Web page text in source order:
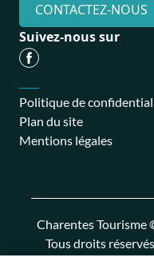
CONTACTEZ-NOUS
Suivez-nous sur
Politique de
Plan du site
Mentions légales
Charentes Tourisme
Tous droits